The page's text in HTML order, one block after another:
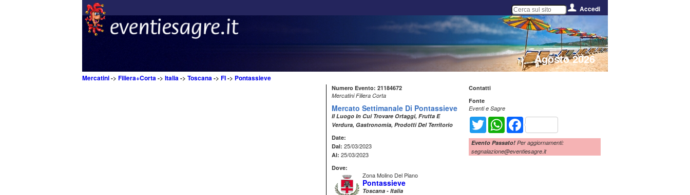
Accedi
Agosto 2026
Mercatini-> Filiera+Corta-> Italia-> Toscana-> FI-> Pontassieve
Numero Evento: 21184672
Mercatini Filiera Corta
Mercato Settimanale Di Pontassieve
Il Luogo In Cui Trovare Ortaggi, Frutta E
Verdura, Gastronomia, Prodotti Del Territorio
Date:
Dal: 25/03/2023
Al: 25/03/2023
Dove:
Zona Molino Del Piano
Pontassieve
Toscana - Italia
Contatti
Fonte
Eventi e Sagre
Twitter WhatsAppFacebook
Evento Passato! Per aggiornamenti:
segnalazione@eventiesagre.it